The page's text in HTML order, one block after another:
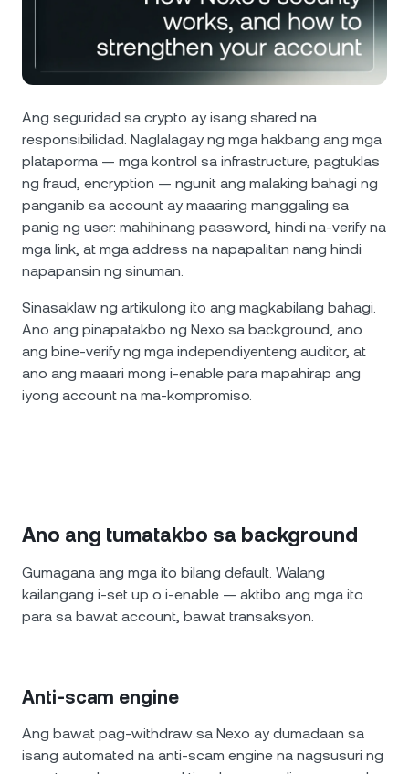
Nexo Card
Pribadong Kliyente
Loyalty Program
NEXO 0.40%
Tether USDT 0.01%
USD Coin USDC
Polkadot DOT 0.24%
XRP XRP 0.34%
Solana SOL
EURC EURC 0.14%
I-browse ang lahat ng asset
Help Center
Ang seguridad sa crypto ay isang shared na
responsibilidad. Naglalagay ng mga hakbang ang mga
plataporma — mga kontrol sa infrastructure, pagtuklas
ng fraud, encryption — ngunit ang malaking bahagi ng
panganib sa account ay maaaring manggaling sa
panig ng user: mahihinang password, hindi na-verify na
mga link, at mga address na napapalitan nang hindi
napapansin ng sinuman.
Sinasaklaw ng artikulong ito ang magkabilang bahagi.
Ano ang pinapatakbo ng Nexo sa background, ano
ang bine-verify ng mga independiyenteng auditor, at
ano ang maaari mong i-enable para mapahirap ang
iyong account na ma-kompromiso.
Ano ang tumatakbo sa background
Gumagana ang mga ito bilang default. Walang
kailangang i-set up o i-enable — aktibo ang mga ito
para sa bawat account, bawat transaksyon.
Anti-scam engine
Ang bawat pag-withdraw sa Nexo ay dumadaan sa
isang automated na anti-scam engine na nagsusuri ng